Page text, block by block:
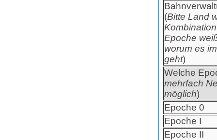
(Bitte Land
Epoche
worum es
geht)
Welche
mehrfach
möglich)
Epoche 0
Epoche I
Epoche II